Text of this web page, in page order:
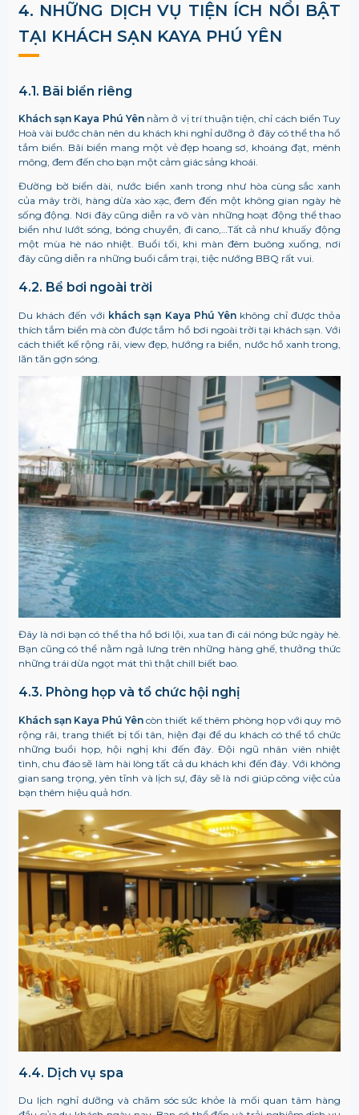
4. NHỮNG DỊCH VỤ TIỆN ÍCH NỔI BẬT
TẠI KHÁCH SẠN KAYA PHÚ YÊN
4.1. Bãi biển riêng
Khách sạn Kaya Phú Yênnằm ở vị trí thuận tiện, chỉ cách biển Tuy
Hoà vài bước chân nên du khách khi nghỉ dưỡng ở đây có thể tha hồ
tắm biển. Bãi biển mang một vẻ đẹp hoang sơ, khoáng đạt, mênh
mông, đem đến cho bạn một cảm giác sảng khoái.
Đường bờ biển dài, nước biển xanh trong như hòa cùng sắc xanh
của mây trời, hàng dừa xào xạc, đem đến một không gian ngày hè
sống động. Nơi đây cũng diễn ra vô vàn những hoạt động thể thao
biển như lướt sóng, bóng chuyền, đi cano,…Tất cả như khuấy động
một mùa hè náo nhiệt. Buổi tối, khi màn đêm buông xuống, nơi
đây cũng diễn ra những buổi cắm trại, tiệc nướng BBQ rất vui.
4.2. Bể bơi ngoài trời
Du khách đến với khách sạn Kaya Phú Yên không chỉ được thỏa
thích tắm biển mà còn được tắm hồ bơi ngoài trời tại khách sạn. Với
cách thiết kế rộng rãi, view đẹp, hướng ra biển, nước hồ xanh trong,
lăn tăn gợn sóng.
Đây là nơi bạn có thể tha hồ bơi lội, xua tan đi cái nóng bức ngày hè.
Bạn cũng có thể nằm ngả lưng trên những hàng ghế, thưởng thức
những trái dừa ngọt mát thì thật chill biết bao.
4.3. Phòng họp và tổ chức hội nghị
Khách sạn Kaya Phú Yêncòn thiết kế thêm phòng họp với quy mô
rộng rãi, trang thiết bị tối tân, hiện đại để du khách có thể tổ chức
những buổi họp, hội nghị khi đến đây. Đội ngũ nhân viên nhiệt
tình, chu đáo sẽ làm hài lòng tất cả du khách khi đến đây. Với không
gian sang trọng, yên tĩnh và lịch sự, đây sẽ là nơi giúp công việc của
bạn thêm hiệu quả hơn.
4.4. Dịch vụ spa
Du lịch nghỉ dưỡng và chăm sóc sức khỏe là mối quan tâm hàng